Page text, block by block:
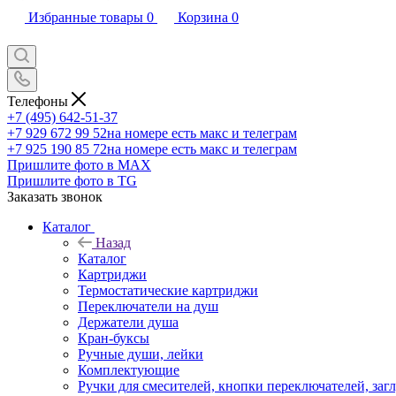
Избранные товары 0 Корзина 0
Телефоны
+7 (495) 642-51-37
+7 929 672 99 52на номере есть макс и телеграм
+7 925 190 85 72на номере есть макс и телеграм
Пришлите фото в MAX
Пришлите фото в TG
Заказать звонок
Каталог
Назад
Каталог
Картриджи
Термостатические картриджи
Переключатели на душ
Держатели душа
Кран-буксы
Ручные души, лейки
Комплектующие
Ручки для смесителей, кнопки переключателей,